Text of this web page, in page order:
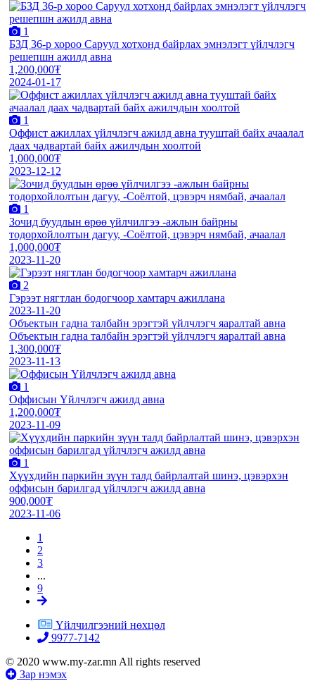
1
БЗД 36-р хороо Саруул хотхонд байрлах эмнэлэгт үйлчлэгч
решепшн ажилд авна
1,200,000₮
2024-01-17
1
Оффист ажиллах үйлчлэгч ажилд авна тууштай байх ачаалал
даах чадвартай байх ажилчдын хоолтой
1,000,000₮
2023-12-12
1
Зочид буудлын өрөө үйлчилгээ -ажлын байрны
тодорхойлолтын дагуу, -Соёлтой, цэвэрч нямбай, ачаалал
1,000,000₮
2023-11-20
2
Гэрээт нягтлан бодогчоор хамтарч ажиллана
2023-11-20
Объектын гадна талбайн эрэгтэй үйлчлэгч яаралтай авна
Объектын гадна талбайн эрэгтэй үйлчлэгч яаралтай авна
1,300,000₮
2023-11-13
1
Оффисын Үйлчлэгч ажилд авна
1,200,000₮
2023-11-09
1
Хүүхдийн паркийн зүүн талд байрлалтай шинэ, цэвэрхэн
оффисын барилгад үйлчлэгч ажилд авна
900,000₮
2023-11-06
1
2
3
...
9
Үйлчилгээний нөхцөл
9977-7142
© 2020 www.my-zar.mn All rights reserved
Зар нэмэх